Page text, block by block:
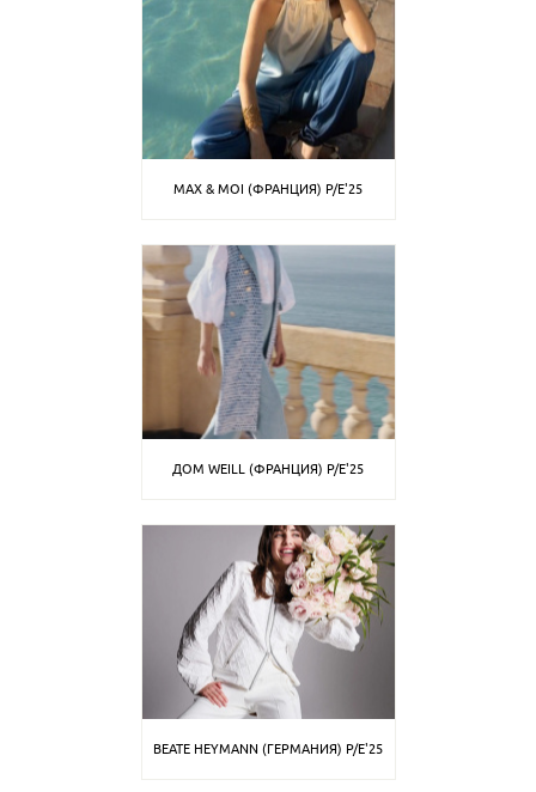
MAX & MOI (ФРАНЦИЯ) P/E'25
ДОМ WEILL (ФРАНЦИЯ) P/E'25
BEATE HEYMANN (ГЕРМАНИЯ) P/E'25